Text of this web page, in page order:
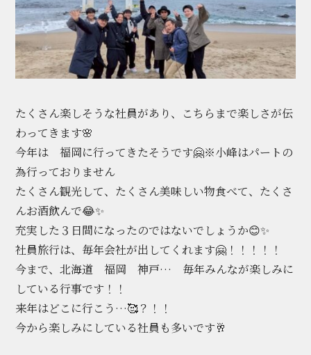
たくさん楽しそうな社員があり、こちらまで楽しさが伝
わってきます🌸
今年は 福岡に行ってきたそうです🤗※小峰はパートの
為行っておりません
たくさん観光して、たくさん美味しい物食べて、たくさ
んお酒飲んで😂✨
充実した３日間になったのではないでしょうか😊✨
社員旅行は、毎年会社が出してくれます🤗！！！！！
今まで、北海道 福岡 神戸… 毎年みんなが楽しみに
している行事です！！
来年はどこに行こう…🥰？！！
今から楽しみにしている社員も多いです🥂